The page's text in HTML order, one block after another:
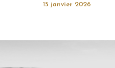
15 janvier 2026